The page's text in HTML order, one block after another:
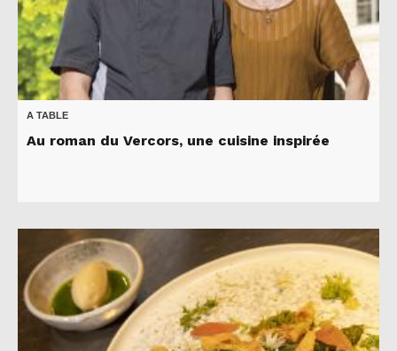
A TABLE
Au roman du Vercors, une cuisine inspirée